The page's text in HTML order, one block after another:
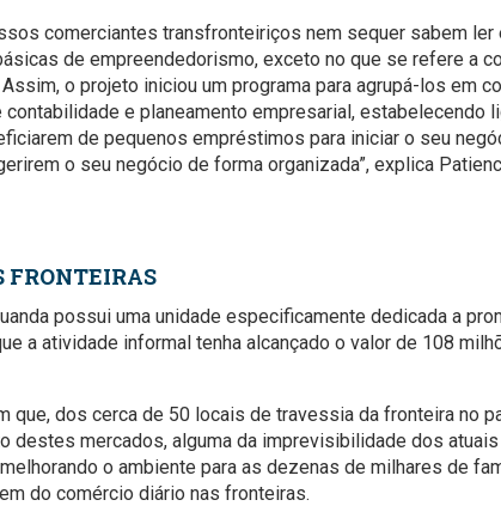
comerciantes transfronteiriços nem sequer sabem
de empreendedorismo, exceto no que se refere a
o projeto iniciou um programa para agrupá-los em
e planeamento empresarial, estabelecendo
de pequenos empréstimos para iniciar o seu
o seu negócio de forma organizada”, explica
FRONTEIRAS
possui uma unidade especificamente dedicada a
a atividade informal tenha alcançado o valor de 108
que, dos cerca de 50 locais de travessia da fronteira no
destes mercados, alguma da imprevisibilidade dos
o ambiente para as dezenas de milhares de
do comércio diário nas fronteiras.